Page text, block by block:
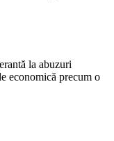
la abuzuri
economică precum o